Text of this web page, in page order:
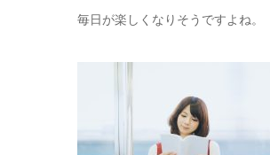
毎日が楽しくなりそうですよね。